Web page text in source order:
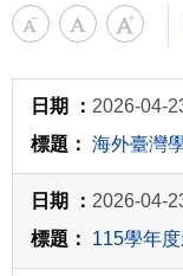
2026-04-
海外臺灣
2026-04-
115學年